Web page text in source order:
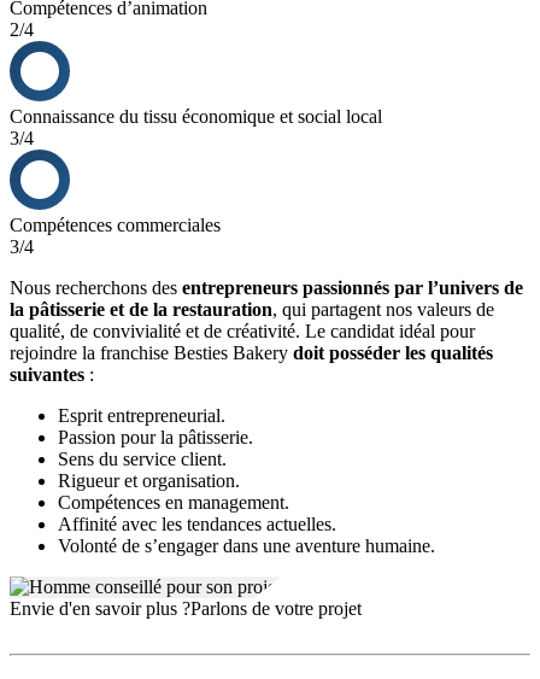
Besties Bakery a prouvé la rentabilité de son modèle avec des points
de vente performants et une demande en forte croissance. Entre les
pâtisseries sur-mesure, la carte de brunch, et les boissons signatures,
notre offre variée attire une clientèle régulière et permet de
diversifier les sources de revenus, maximisant ainsi la rentabilité
pour chaque franchisé.
Avantages financiers à rejoindre Besties Bakery :
Retour sur investissement en 2 ans.
Délai de rentabilité optimisé :
réseaux sociaux, chaque boutique Besties Bakery attire un
flux constant de clients, permettant aux franchisés d’atteindre
la rentabilité rapidement.
Compétences d’animation
2/4
Connaissance du tissu économique et social local
3/4
Compétences commerciales
3/4
Nous recherchons des entrepreneurs passionnés par l’univers de
la pâtisserie et de la restauration, qui partagent nos valeurs de
qualité, de convivialité et de créativité. Le candidat idéal pour
rejoindre la franchise Besties Bakery doit posséder les qualités
suivantes :
Esprit entrepreneurial.
Passion pour la pâtisserie.
Sens du service client.
Rigueur et organisation.
Compétences en management.
Affinité avec les tendances actuelles.
Volonté de s’engager dans une aventure humaine.
Envie d'en savoir plus ?Parlons de votre projet